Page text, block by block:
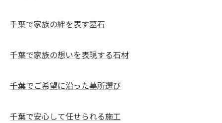
千葉で家族の絆を表す墓石
千葉で家族の想いを表現する石材
千葉でご希望に沿った墓所選び
千葉で安心して任せられる施工